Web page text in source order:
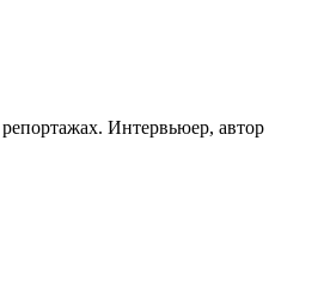
Интервьюер, автор